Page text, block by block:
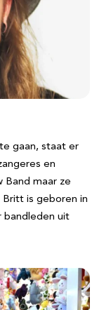
gaan, staat er
en
Band maar ze
is geboren in
bandleden uit